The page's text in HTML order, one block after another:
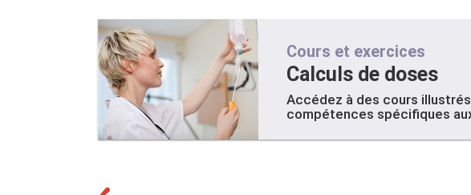
Cours et exercices
Calculs de doses
Accédez à des cours
compétences spécifiques